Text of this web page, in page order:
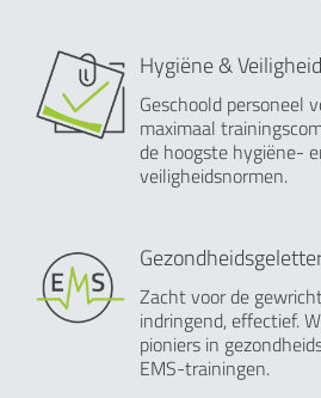
Hygiëne & Veiligheid
Geschoold personeel
maximaal
de hoogste hygiëne-
veiligheidsnormen.
Zacht voor de
indringend, effectief.
pioniers in
EMS-trainingen.